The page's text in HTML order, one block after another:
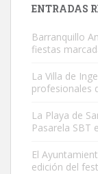
Busco adopción
Leales.org »
ENTRADAS
Barranquillo
fiestas
La Villa de
profesionales
La Playa de
Pasarela SBT
El
edición del